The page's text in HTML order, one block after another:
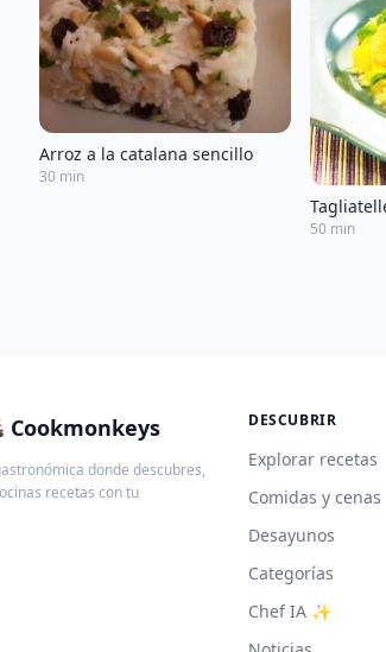
Arroz a la catalana sencillo
30 min
50 min
Cookmonkeys
donde descubres,
recetas con tu
DESCUBRIR
Explorar recetas
Comidas y cenas
Desayunos
Categorías
Chef IA ✨